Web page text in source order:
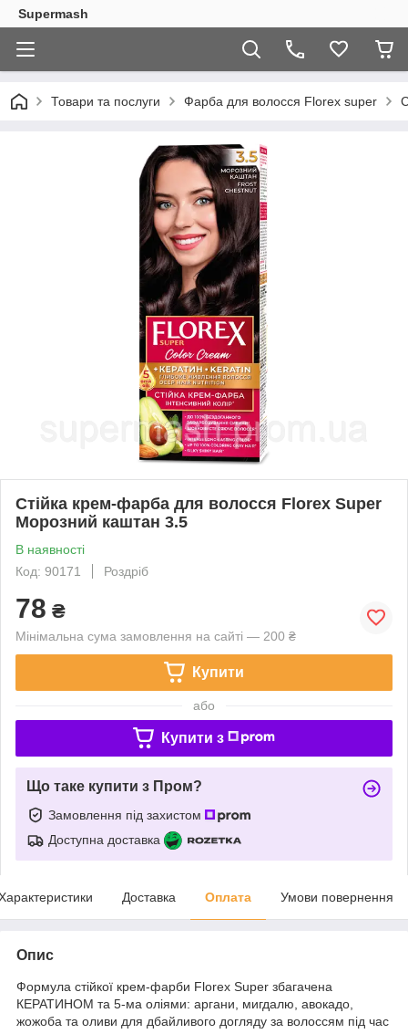
Supermash
Товари та послуги Фарба для волосся Florex super
Стійка крем-фарба для волосся Florex Super
Морозний каштан 3.5
В наявності
Код: 90171
Роздріб
78 ₴
Мінімальна сума замовлення на сайті — 200 ₴
Купити
або
Купити з
Що таке купити з Пром?
Замовлення під захистом
Доступна доставка
Доставка Оплата Умови повернення
Опис
Формула стійкої крем-фарби Florex Super збагачена
КЕРАТИНОМ та 5-ма оліями: аргани, мигдалю, авокадо,
жожоба та оливи для дбайливого догляду за волоссям під час